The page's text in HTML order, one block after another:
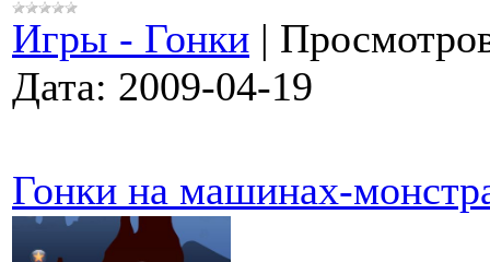
Игры - Гонки |
Дата: 2009-04-19
Гонки на машинах-